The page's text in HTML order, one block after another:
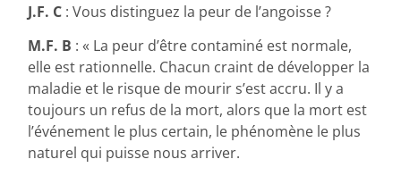
J.F. C : Vous distinguez la peur de l’angoisse ?
M.F. B : « La peur d’être contaminé est normale,
elle est rationnelle. Chacun craint de développer la
maladie et le risque de mourir s’est accru. Il y a
toujours un refus de la mort, alors que la mort est
l’événement le plus certain, le phénomène le plus
naturel qui puisse nous arriver.